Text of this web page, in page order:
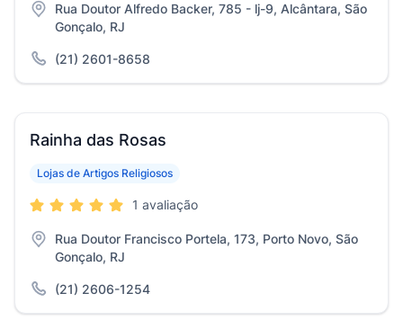
Rua Doutor Alfredo Backer, 785 - lj-9, Alcântara, São
Gonçalo, RJ
(21) 2601-8658
Rainha das Rosas
Lojas de Artigos Religiosos
1 avaliação
Rua Doutor Francisco Portela, 173, Porto Novo, São
Gonçalo, RJ
(21) 2606-1254